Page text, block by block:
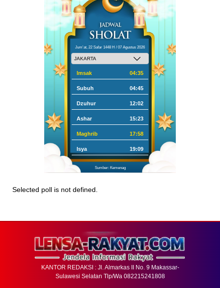
Jum'at, 22 Safar 1448 H / 07 Agustus 2026
Imsak 04:35
Subuh 04:45
Dzuhur 12:02
Ashar 15:23
Maghrib 17:58
Isya 19:09
Sumber: Kemenag
Selected poll is not defined.
KANTOR REDAKSI : Jl. Almarkas II No. 9 Makassar-
Sulawesi Selatan Tlp/Wa 082215241808